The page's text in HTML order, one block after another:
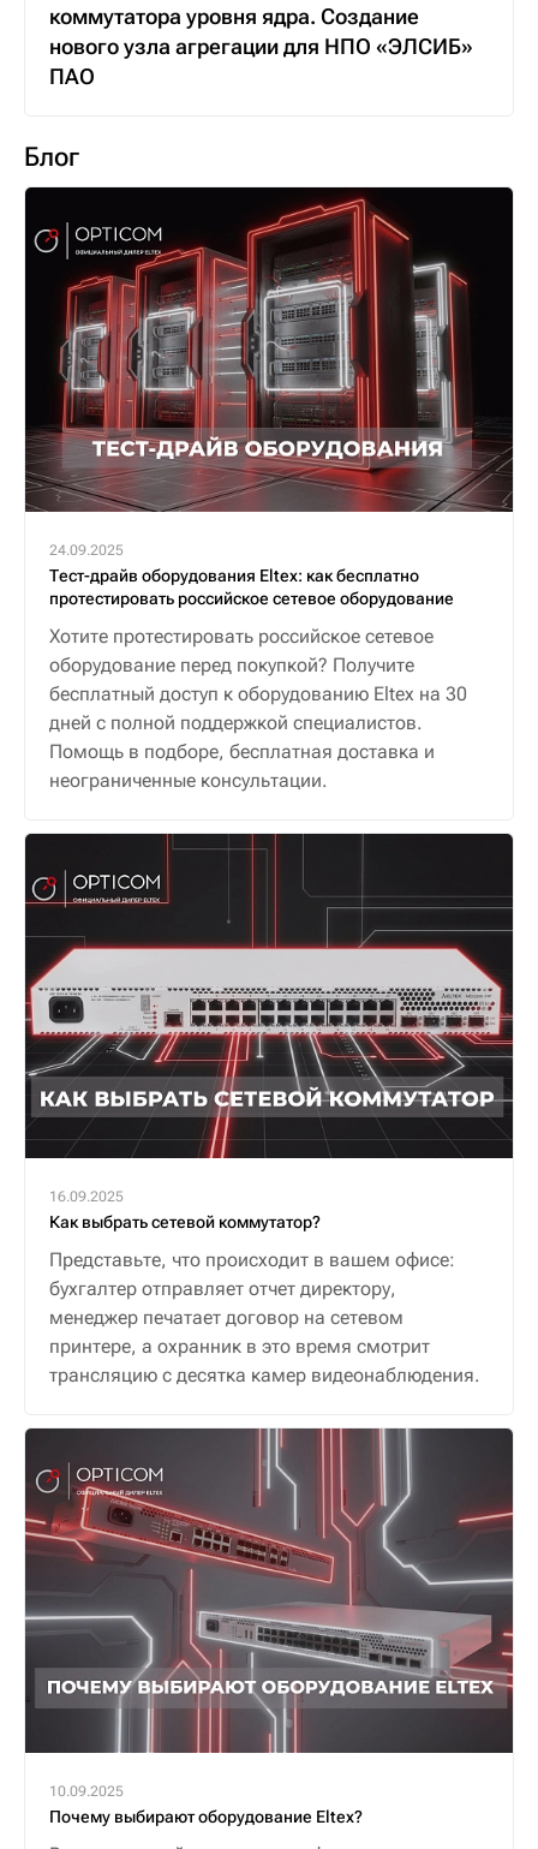
коммутатора уровня ядра. Создание
нового узла агрегации для НПО «ЭЛСИБ»
ПАО
Блог
24.09.2025
Тест-драйв оборудования Eltex: как бесплатно
протестировать российское сетевое оборудование
Хотите протестировать российское сетевое
оборудование перед покупкой? Получите
бесплатный доступ к оборудованию Eltex на 30
дней с полной поддержкой специалистов.
Помощь в подборе, бесплатная доставка и
неограниченные консультации.
16.09.2025
Как выбрать сетевой коммутатор?
Представьте, что происходит в вашем офисе:
бухгалтер отправляет отчет директору,
менеджер печатает договор на сетевом
принтере, а охранник в это время смотрит
трансляцию с десятка камер видеонаблюдения.
10.09.2025
Почему выбирают оборудование Eltex?